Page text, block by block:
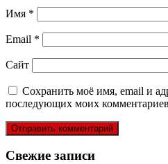
Имя *
Email *
Сайт
Сохранить моё имя, email и
последующих моих
Свежие записи